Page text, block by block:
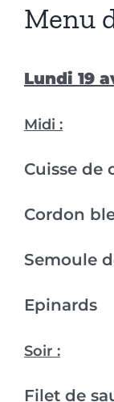
Menu
Lundi 19
Midi :
Cuisse de
Cordon
Semoule
Epinards
Soir :
Filet de